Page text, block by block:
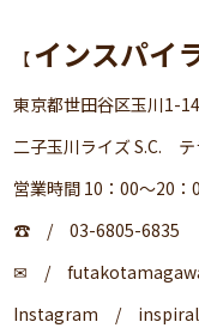
【 インスパイ
東京都世田谷区玉川1-
二子玉川ライズ S.C.
営業時間 10：00～20：
☎ / 03-6805-6835
✉ /
Instagram /